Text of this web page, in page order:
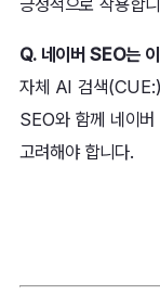
긍정적으로 작용합
Q. 네이버 SEO는
자체 AI 검색
SEO와 함께 네이
고려해야 합니다.